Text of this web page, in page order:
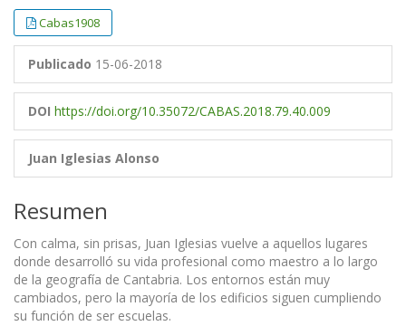
Cabas1908
Publicado 15-06-2018
DOI https://doi.org/10.35072/CABAS.2018.79.40.009
Juan Iglesias Alonso
Resumen
Con calma, sin prisas, Juan Iglesias vuelve a aquellos lugares
donde desarrolló su vida profesional como maestro a lo largo
de la geografía de Cantabria. Los entornos están muy
cambiados, pero la mayoría de los edificios siguen cumpliendo
su función de ser escuelas.